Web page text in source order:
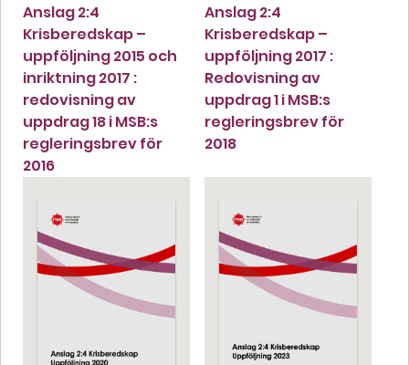
Anslag 2:4
Krisberedskap –
uppföljning 2015 och
inriktning 2017 :
redovisning av
uppdrag 18 i MSB:s
regleringsbrev för
2016
Anslag 2:4
Krisberedskap –
uppföljning 2017 :
Redovisning av
uppdrag 1 i MSB:s
regleringsbrev för
2018